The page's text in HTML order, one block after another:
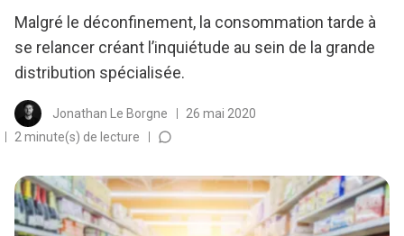
Malgré le déconfinement, la consommation tarde à
se relancer créant l’inquiétude au sein de la grande
distribution spécialisée.
Jonathan Le Borgne
26 mai 2020
2 minute(s) de lecture